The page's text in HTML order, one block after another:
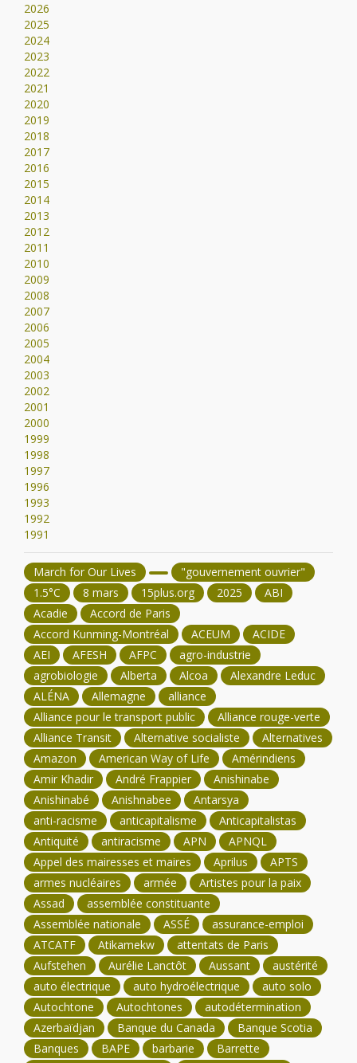
2026
2025
2024
2023
2022
2021
2020
2019
2018
2017
2016
2015
2014
2013
2012
2011
2010
2009
2008
2007
2006
2005
2004
2003
2002
2001
2000
1999
1998
1997
1996
1993
1992
1991
March for Our Lives
"gouvernement ouvrier"
1.5°C
8 mars 15plus.org 2025
ABI
Acadie
Accord de Paris
Accord Kunming-Montréal
ACEUM
ACIDE
AEI
AFESH AFPC
agro-industrie
agrobiologie
Alberta Alcoa
Alexandre Leduc
ALÉNA
Allemagne
alliance
Alliance pour le transport public
Alliance rouge-verte
Alliance Transit
Alternative socialiste
Alternatives
Amazon
American Way of Life
Amérindiens
Amir Khadir
André Frappier
Anishinabe
Anishinabé
Anishnabee
Antarsya
anti-racisme
anticapitalisme
Anticapitalistas
Antiquité
antiracisme APN
APNQL
Appel des mairesses et maires
Aprilus
APTS
armes nucléaires
armée
Artistes pour la paix
Assad
assemblée constituante
Assemblée nationale
ASSÉ
assurance-emploi
ATCATF
Atikamekw
attentats de Paris
Aufstehen
Aurélie Lanctôt Aussant
austérité
auto électrique
auto hydroélectrique
auto solo
Autochtone
Autochtones
autodétermination
Azerbaïdjan
Banque du Canada
Banque Scotia
Banques
BAPE barbarie
Barrette